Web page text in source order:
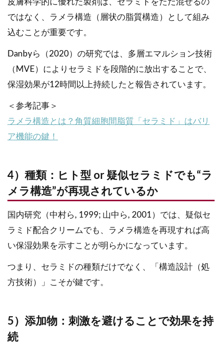
皮膚科学的に優れた製剤は、セラミドをただ混ぜるの
ではなく、ラメラ構造（層状の脂質構造）として組み
込むことが重要です。
Danbyら（2020）の研究では、多層エマルション技術
（MVE）によりセラミドを段階的に放出することで、
保湿効果が12時間以上持続したと報告されています。
＜参考記事＞
ラメラ構造とは？角質細胞間脂質「セラミド」はバリ
ア機能の鍵！
4）種類：ヒト型 or 疑似セラミドでも“ラ
メラ構造”が再現されているか
国内研究（中村ら, 1999; 山中ら, 2001）では、疑似セ
ラミド配合クリームでも、ラメラ構造を再現すれば高
い保湿効果を示すことが明らかになっています。
つまり、セラミドの種類だけでなく、「構造設計（処
方技術）」こそが鍵です。
5）添加物：刺激を避けることで効果を持
続